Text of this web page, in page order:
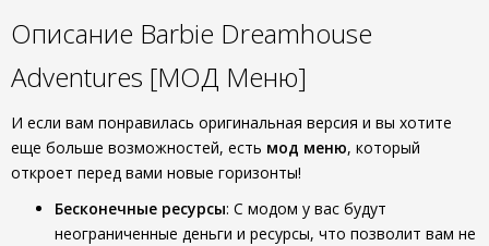
Описание Barbie Dreamhouse
Adventures [МОД Меню]
И если вам понравилась оригинальная версия и вы хотите
еще больше возможностей, есть мод меню, который
откроет перед вами новые горизонты!
Бесконечные ресурсы: С модом у вас будут
неограниченные деньги и ресурсы, что позволит вам не